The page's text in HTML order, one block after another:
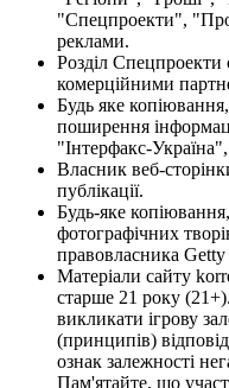
"Спецпроекти",
реклами.
Розділ Спецпроекти
комерційними
Будь яке
поширення
"Інтерфакс-
Власник веб-
публікації.
Будь-яке
фотографічних
правовласника Getty
Матеріали сайту
старше 21 року
викликати ігрову
(принципів)
ознак залежності
Пам'ятайте, що